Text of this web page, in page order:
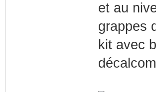
et au
grappes
kit avec